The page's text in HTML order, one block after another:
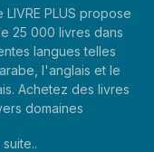
LIVRE PLUS propose
25 000 livres dans
langues telles
l'anglais et le
Achetez des livres
domaines